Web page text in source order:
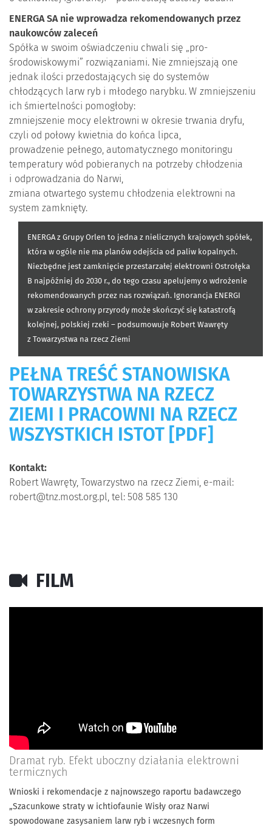
ENERGA SA nie wprowadza rekomendowanych przez
naukowców zaleceń
Spółka w swoim oświadczeniu chwali się „pro-
środowiskowymi” rozwiązaniami. Nie zmniejszają one
jednak ilości przedostających się do systemów
chłodzących larw ryb i młodego narybku. W zmniejszeniu
ich śmiertelności pomogłoby:
zmniejszenie mocy elektrowni w okresie trwania dryfu,
czyli od połowy kwietnia do końca lipca,
prowadzenie pełnego, automatycznego monitoringu
temperatury wód pobieranych na potrzeby chłodzenia
i odprowadzania do Narwi,
zmiana otwartego systemu chłodzenia elektrowni na
system zamknięty.
ENERGA z Grupy Orlen to jedna z nielicznych krajowych spółek,
która w ogóle nie ma planów odejścia od paliw kopalnych.
Niezbędne jest zamknięcie przestarzałej elektrowni Ostrołęka
B najpóźniej do 2030 r., do tego czasu apelujemy o wdrożenie
rekomendowanych przez nas rozwiązań. Ignorancja ENERGI
w zakresie ochrony przyrody może skończyć się katastrofą
kolejnej, polskiej rzeki – podsumowuje Robert Wawręty
z Towarzystwa na rzecz Ziemi
PEŁNA TREŚĆ STANOWISKA
TOWARZYSTWA NA RZECZ
ZIEMI I PRACOWNI NA RZECZ
WSZYSTKICH ISTOT [PDF]
Kontakt:
Robert Wawręty, Towarzystwo na rzecz Ziemi, e-mail:
robert@tnz.most.org.pl, tel: 508 585 130
FILM
Dramat ryb. Efekt uboczny działania elektrowni
termicznych
Wnioski i rekomendacje z najnowszego raportu badawczego
„Szacunkowe straty w ichtiofaunie Wisły oraz Narwi
spowodowane zasysaniem larw ryb i wczesnych form